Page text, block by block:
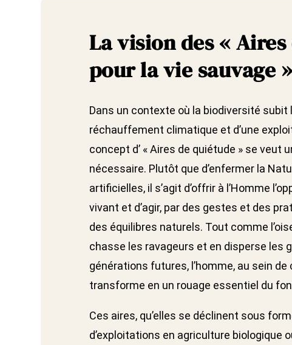
La vision des «
pour la vie sauvage
Dans un contexte où la biodiversité subit
réchauffement climatique et d’une
concept d’ « Aires de quiétude » se veut
nécessaire. Plutôt que d’enfermer la
artificielles, il s’agit d’offrir à l’Homme
vivant et d’agir, par des gestes et des
des équilibres naturels. Tout comme
chasse les ravageurs et en disperse les
générations futures, l’homme, au sein
transforme en un rouage essentiel du
Ces aires, qu’elles se déclinent sous
d’exploitations en agriculture biologique